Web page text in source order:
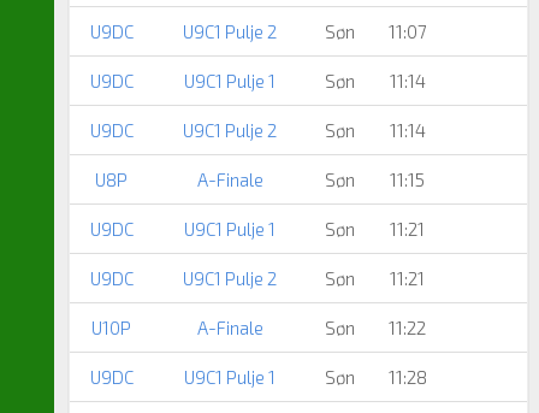
U9DC U9C1 Pulje 2 Søn 11:07
U9DC U9C1 Pulje 1 Søn 11:14
U9DC U9C1 Pulje 2 Søn 11:14
U8P A-Finale Søn 11:15
U9DC U9C1 Pulje 1 Søn 11:21
U9DC U9C1 Pulje 2 Søn 11:21
U10P A-Finale Søn 11:22
U9DC U9C1 Pulje 1 Søn 11:28